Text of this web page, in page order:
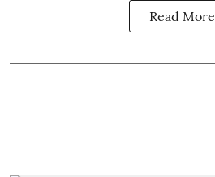
Read More